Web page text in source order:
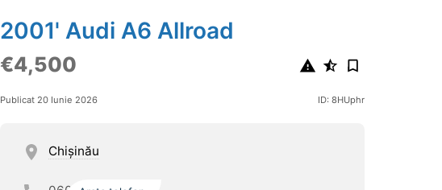
2001' Audi A6 Allroad
€4,500
Publicat 20 Iunie 2026 ID: 8HUphr
Chişinău